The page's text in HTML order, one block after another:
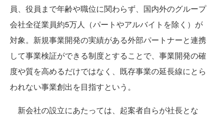
員、役員まで年齢や職位に関わらず、国内外のグループ
会社全従業員約5万人（パートやアルバイトを除く）が
対象。新規事業開発の実績がある外部パートナーと連携
して事業検証ができる制度とすることで、事業開発の確
度や質を高めるだけではなく、既存事業の延長線にとら
われない事業創出を目指すという。
新会社の設立にあたっては、起案者自らが社長とな